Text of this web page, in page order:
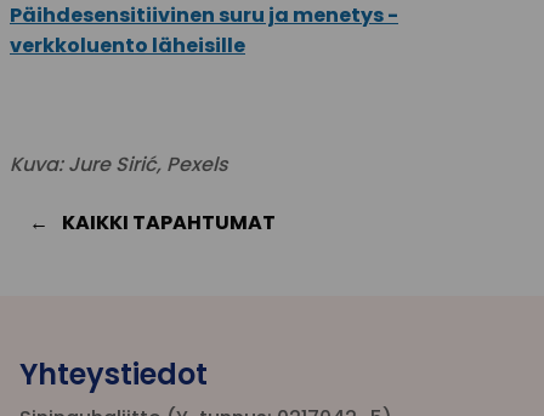
Päihdesensitiivinen suru ja menetys -
verkkoluento läheisille
Kuva: Jure Sirić, Pexels
KAIKKI TAPAHTUMAT
Yhteystiedot